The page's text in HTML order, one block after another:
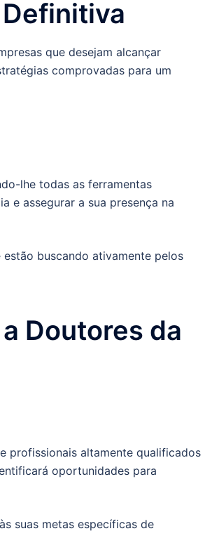
que desejam alcançar
comprovadas para um
lhe todas as ferramentas
e assegurar a sua presença na
buscando ativamente pelos
Doutores da
profissionais altamente qualificados
oportunidades para
suas metas específicas de